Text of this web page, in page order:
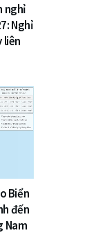
nghỉ
Nghỉ
liên
Biển
đến
Nam